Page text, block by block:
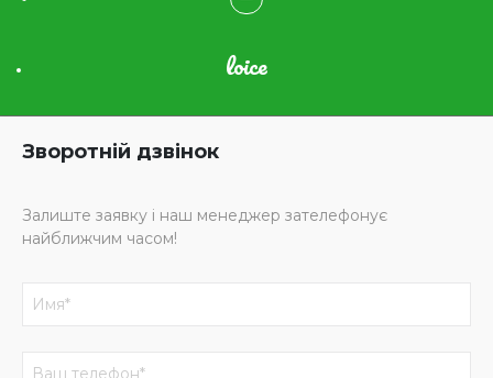
loice
Зворотній дзвінок
Залиште заявку і наш менеджер зателефонує
найближчим часом!